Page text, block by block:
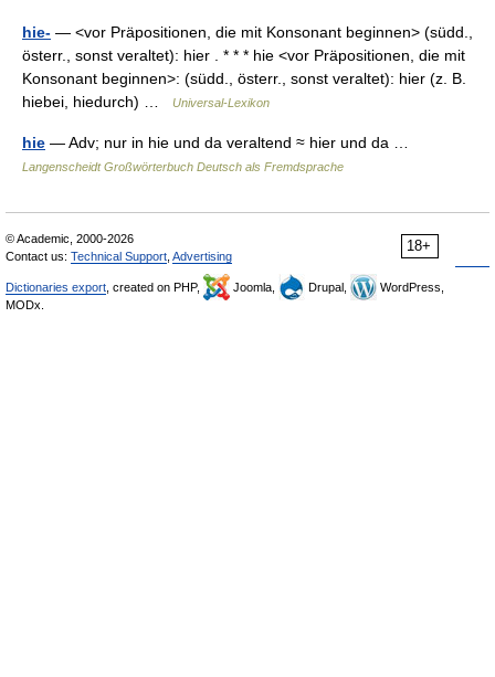
hie- — <vor Präpositionen, die mit Konsonant beginnen> (südd.,
österr., sonst veraltet): hier . * * * hie <vor Präpositionen, die mit
Konsonant beginnen>: (südd., österr., sonst veraltet): hier (z. B.
hiebei, hiedurch) …
Universal-Lexikon
hie — Adv; nur in hie und da veraltend ≈ hier und da …
Langenscheidt Großwörterbuch Deutsch als Fremdsprache
18+
© Academic, 2000-2026
Contact us: Technical Support Advertising
Dictionaries export , created on PHP, Joomla, Drupal,
WordPress,
MODx.